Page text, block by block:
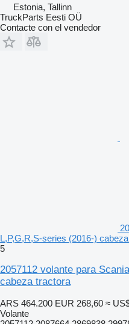
Estonia, Tallinn
TruckParts Eesti OÜ
Contacte con el vendedor
L,P,G,R,S-series (2016-)
5
2057112 volante para
cabeza tractora
ARS 464.200 EUR 268,60 ≈
Volante